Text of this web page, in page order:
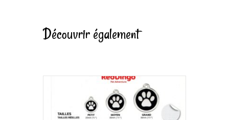
Découvrir également